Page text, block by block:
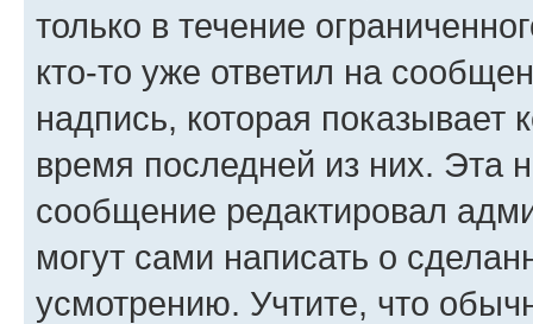
только в течение
кто-то уже ответил на
надпись, которая показывает
время последней из них. Эта
сообщение редактировал
могут сами написать о
усмотрению. Учтите, что